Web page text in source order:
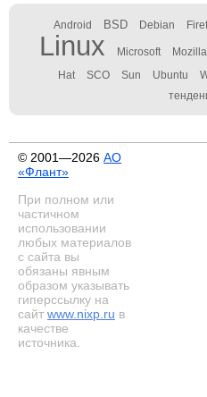
Android BSD Debian
Linux Microsoft Mozilla
Hat SCO Sun Ubuntu
© 2001—2026 АО
«Флант»
При полном или
частичном
использовании
любых материалов
с сайта вы
обязаны явным
образом указывать
гиперссылку на
сайт www.nixp.ru в
качестве
источника.